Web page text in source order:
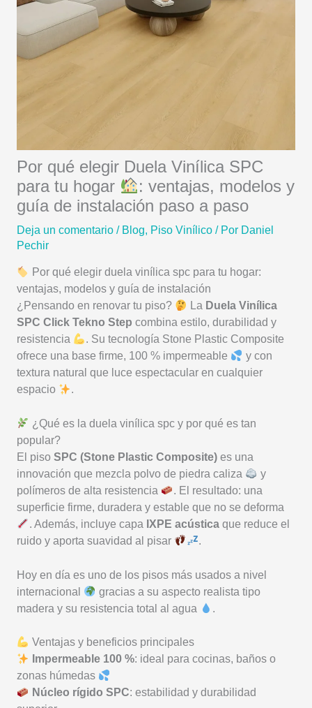
Por qué elegir Duela Vinílica SPC
para tu hogar
: ventajas, modelos y
guía de instalación paso a paso
Deja un comentario / Blog, Piso Vinílico/ Por Daniel
Pechir
Por qué elegir duela vinílica spc para tu hogar:
ventajas, modelos y guía de instalación
¿Pensando en renovar tu piso?
La Duela Vinílica
SPC Click Tekno Step combina estilo, durabilidad y
resistencia
. Su tecnología Stone Plastic Composite
ofrece una base firme, 100 % impermeable
y con
textura natural que luce espectacular en cualquier
espacio
.
¿Qué es la duela vinílica spc y por qué es tan
popular?
El piso SPC (Stone Plastic Composite)es una
innovación que mezcla polvo de piedra caliza
y
polímeros de alta resistencia
. El resultado: una
superficie firme, duradera y estable que no se deforma
. Además, incluye capa IXPE acústicaque reduce el
ruido y aporta suavidad al pisar
.
Hoy en día es uno de los pisos más usados a nivel
internacional
gracias a su aspecto realista tipo
madera y su resistencia total al agua
.
Ventajas y beneficios principales
Impermeable 100 %: ideal para cocinas, baños o
zonas húmedas
Núcleo rígido SPC: estabilidad y durabilidad